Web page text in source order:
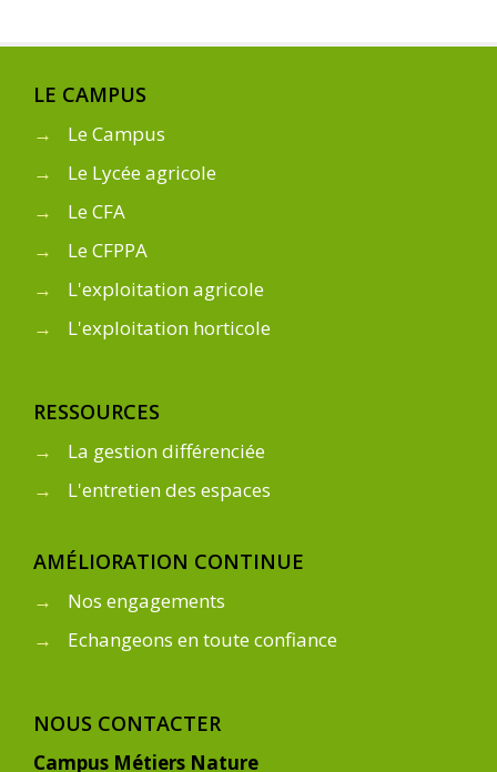
LE CAMPUS
→
Le Campus
→
Le Lycée agricole
→
Le CFA
→
Le CFPPA
→
L'exploitation agricole
→
L'exploitation horticole
RESSOURCES
→
La gestion différenciée
→
L'entretien des espaces
AMÉLIORATION CONTINUE
→
Nos engagements
→
Echangeons en toute confiance
NOUS CONTACTER
Campus Métiers Nature